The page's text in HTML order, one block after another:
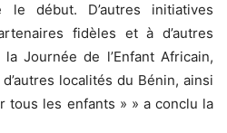
le début. D’autres initiatives
fidèles et à d’autres
Journée de l’Enfant Africain,
localités du Bénin, ainsi
tous les enfants » » a conclu la